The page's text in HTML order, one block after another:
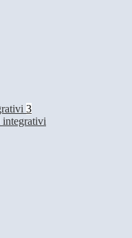
3
integrativi